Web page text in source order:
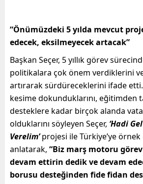
“Önümüzdeki 5 yılda mevcut
edecek, eksilmeyecek artacak”
Başkan Seçer, 5 yıllık görev
politikalara çok önem verdiklerini
artırarak sürdüreceklerini ifade
kesime dokunduklarını, eğitimden
desteklere kadar birçok alanda
olduklarını söyleyen Seçer, ‘Hadi
Verelim’projesi ile Türkiye’ye örnek
anlatarak, “Biz marş motoru
devam ettirin dedik ve devam
borusu desteğinden fide fidan